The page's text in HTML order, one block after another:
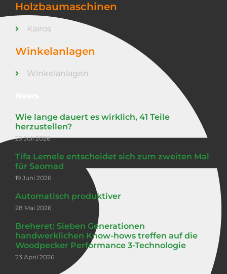
Holzbaumaschinen
Kairos
Winkelanlagen
Winkelanlagen
Wie lange dauert es wirklich, 41 Teile
herzustellen?
29 Juli 2026
Tifa Lemele entscheidet sich zum zweiten Mal
für Saomad
19 Juni 2026
Automatisch produktiver
28 Mai 2026
Breheret: Sieben Generationen
handwerklichen Know-hows treffen auf die
Woodpecker Performance 3-Technologie
23 April 2026